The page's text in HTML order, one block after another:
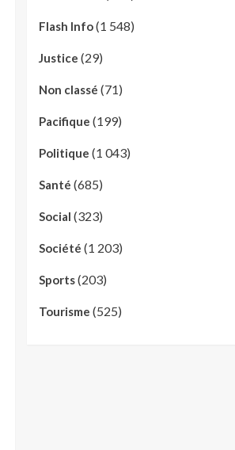
Flash Info(1 548)
Justice (29)
Non classé (71)
Pacifique (199)
Politique (1 043)
Santé (685)
Social (323)
Société (1 203)
Sports(203)
Tourisme (525)